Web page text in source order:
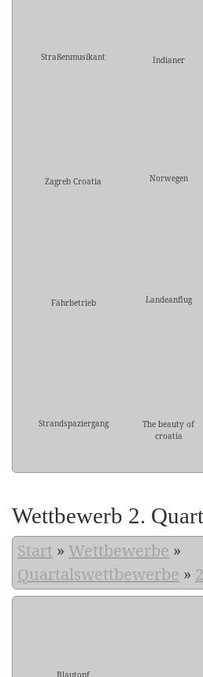
Straßenmusikant
Indianer
Zagreb Croatia Norwegen
Fährbetrieb Landeanflug
Strandspaziergang
The beauty of
croatia
Wettbewerb 2.
Start » Wettbewerbe »
Quartalswettbewerbe »
Blautopf